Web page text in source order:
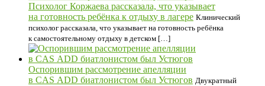
Психолог Коржаева рассказала, что указывает
на готовность ребёнка к отдыху в лагере Клинический
психолог рассказала, что указывает на готовность ребёнка
к самостоятельному отдыху в детском […]
Оспорившим рассмотрение апелляции
в CAS ADD биатлонистом был Устюгов Двукратный